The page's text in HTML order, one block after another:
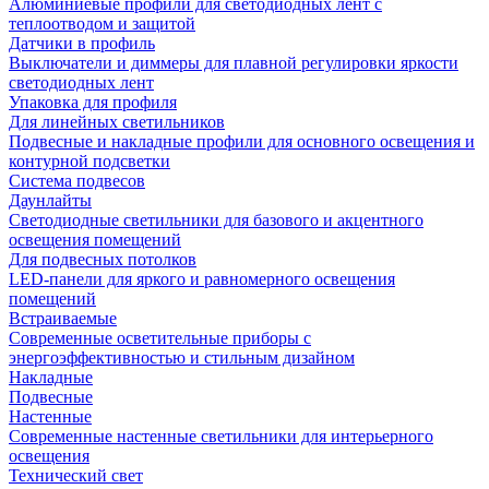
теплоотводом и защитой
Датчики в профиль
Выключатели и диммеры для плавной регулировки яркости
светодиодных лент
Упаковка для профиля
Для линейных светильников
Подвесные и накладные профили для основного освещения и
контурной подсветки
Система подвесов
Даунлайты
Светодиодные светильники для базового и акцентного
освещения помещений
Для подвесных потолков
LED-панели для яркого и равномерного освещения
помещений
Встраиваемые
Современные осветительные приборы с
энергоэффективностью и стильным дизайном
Накладные
Подвесные
Настенные
Современные настенные светильники для интерьерного
освещения
Технический свет